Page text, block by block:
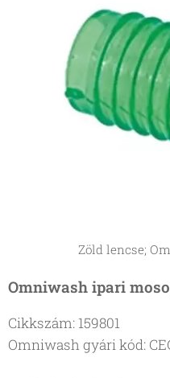
Zöld lencse;
Omniwash ipari
Cikkszám: 159801
Omniwash gyári kód: